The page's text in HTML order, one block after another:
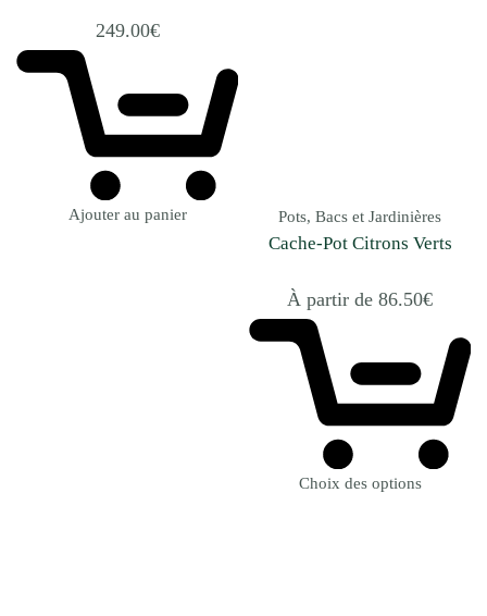
249.00€
Ajouter au panier Pots, Bacs et Jardinières
Cache-Pot Citrons Verts
À partir de 86.50€
Choix des options